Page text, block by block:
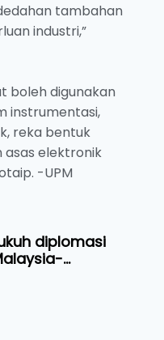
tambahan
industri,”
boleh digunakan
instrumentasi,
reka bentuk
asas elektronik
-UPM
diplomasi
Narasi